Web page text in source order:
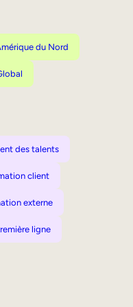
du Nord
des talents
client
externe
ligne